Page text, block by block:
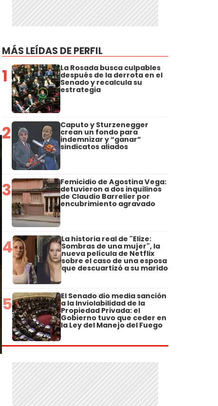
MÁS LEÍDAS DE PERFIL
1 La Rosada busca culpables
después de la derrota en el
Senado y recalcula su
estrategia
2 Caputo y Sturzenegger
crean un fondo para
indemnizar y “ganar”
sindicatos aliados
3 Femicidio de Agostina Vega:
detuvieron a dos inquilinos
de Claudio Barrelier por
encubrimiento agravado
4 La historia real de "Elize:
Sombras de una mujer", la
nueva película de Netflix
sobre el caso de una esposa
que descuartizó a su marido
5 El Senado dio media sanción
a la Inviolabilidad de la
Propiedad Privada: el
Gobierno tuvo que ceder en
la Ley del Manejo del Fuego